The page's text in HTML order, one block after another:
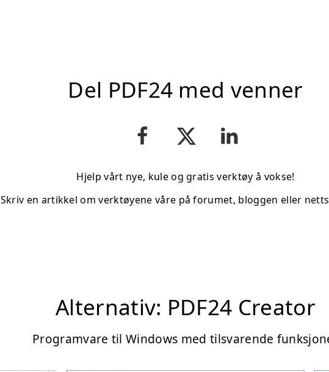
Del PDF24 med venner
Hjelp vårt nye, kule og gratis verktøy å vokse!
Skriv en artikkel om verktøyene våre på forumet, bloggen eller
Alternativ: PDF24 Creator
Programvare til Windows med tilsvarende